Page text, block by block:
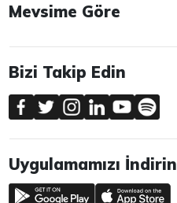
Mevsime Göre
Bizi Takip Edin
Uygulamamızı İndirin